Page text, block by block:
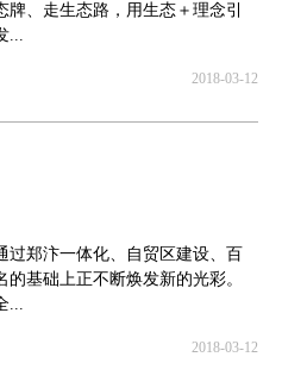
、走生态路，用生态＋理念引
...
2018-03-12
过郑汴一体化、自贸区建设、百
基础上正不断焕发新的光彩。
...
2018-03-12